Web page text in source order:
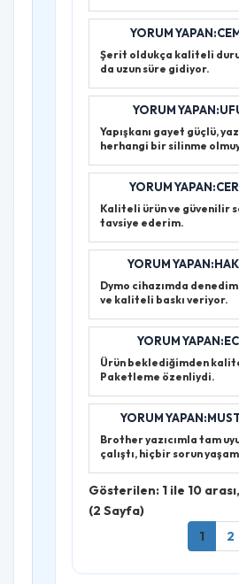
YORUM
Şerit oldukça kaliteli
da uzun süre gidiyor.
YORUM
Yapışkanı gayet güçlü,
herhangi bir silinme
YORUM
Kaliteli ürün ve güvenilir
tavsiye ederim.
YORUM
Dymo cihazımda
ve kaliteli baskı veriyor.
YORUM
Ürün beklediğimden
Paketleme özenliydi.
YORUM
Brother yazıcımla tam
çalıştı, hiçbir sorun
Gösterilen: 1 ile 10
(2 Sayfa)
1
2